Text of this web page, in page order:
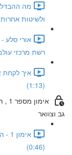
ולשיטות אחרות
אורי סלע
רשת מרכזי עולם
איך לקחת
(1:13)
גב וצוואר
(0:46)